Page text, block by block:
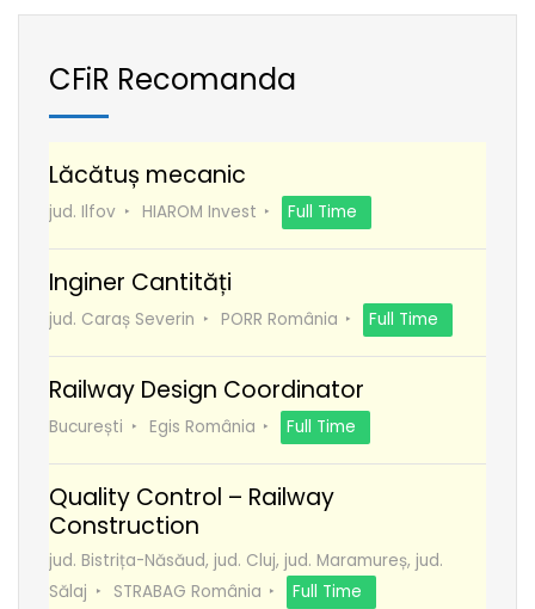
CFiR Recomanda
Lăcătuș mecanic
jud. Ilfov HIAROM Invest Full Time
Inginer Cantități
jud. Caraș Severin PORR România Full Time
Railway Design Coordinator
București Egis România Full Time
Quality Control – Railway
Construction
jud. Bistrița-Năsăud, jud. Cluj, jud. Maramureș, jud.
Sălaj
STRABAG România Full Time